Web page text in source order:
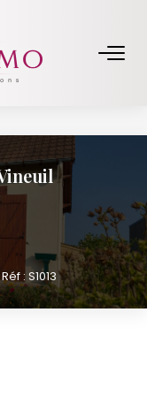
Réf : S1013